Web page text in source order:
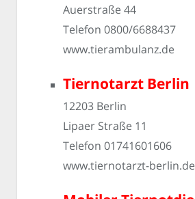
Auerstraße 44
Telefon 0800/6688437
www.tierambulanz.de
Tiernotarzt Berlin
12203 Berlin
Lipaer Straße 11
Telefon 01741601606
www.tiernotarzt-berlin.de